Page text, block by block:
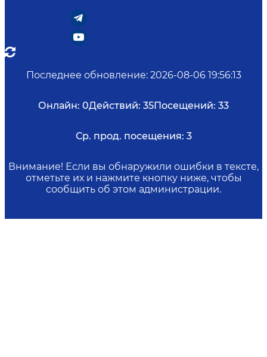
Последнее обновление: 2026-08-06 19:56:13
Онлайн: 0Действий: 35Посещений: 33
Ср. прод. посещения: 3
Внимание! Если вы обнаружили ошибки в тексте,
отметьте их и нажмите кнопку ниже, чтобы
сообщить об этом администрации.